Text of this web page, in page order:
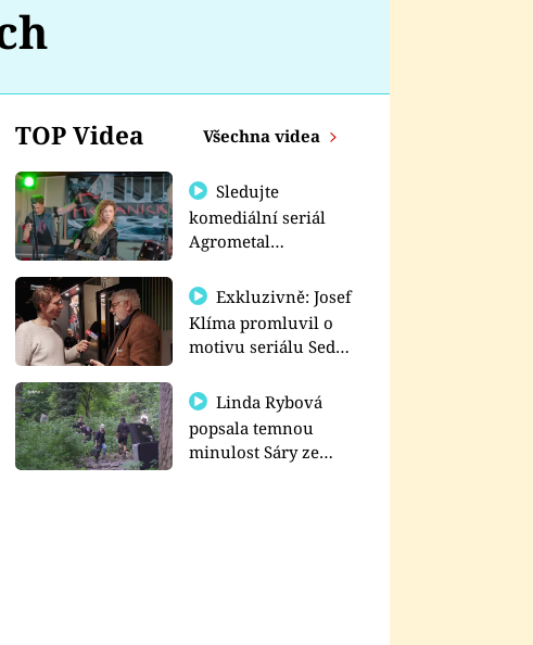
TOP Videa Všechna videa
Sledujte
komediální seriál
Agrometal
prima+
Exkluzivně: Josef
Klíma promluvil o
motivu seriálu Sedm
Linda Rybová
popsala temnou
minulost Sáry ze